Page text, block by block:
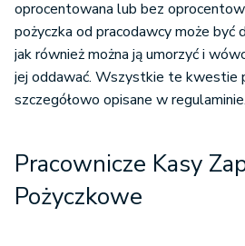
oprocentowana lub bez
pożyczka od pracodawcy może być
jak również można ją umorzyć i
jej oddawać. Wszystkie te kwestie
szczegółowo opisane w regulaminie.
Pracownicze Kasy
Pożyczkowe